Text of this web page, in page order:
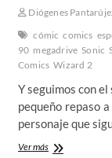
Diógenes
cómic comics
90 megadrive Sonic
Comics Wizard 2
Y seguimos con
pequeño repaso
personaje que
Ver másEl